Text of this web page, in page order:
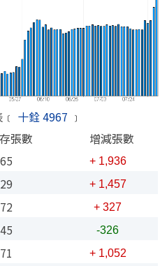
十銓 4967 ﹞
張數
增減張數
+ 1,936
+ 1,457
+ 327
-326
+ 1,052